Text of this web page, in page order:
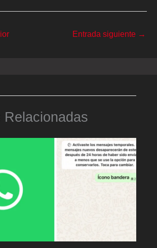
Entrada siguiente →
Relacionadas